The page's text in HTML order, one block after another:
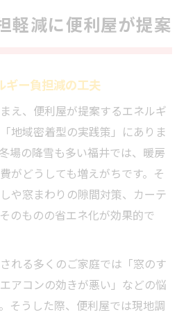
軽減に便利屋が提案
ギー負担減の工夫
え、便利屋が提案するエネルギ
地域密着型の実践策」にありま
場の降雪も多い福井では、暖房
がどうしても増えがちです。そ
や窓まわりの隙間対策、カーテ
のものの省エネ化が効果的で
れる多くのご家庭では「窓のす
アコンの効きが悪い」などの悩
そうした際、便利屋では現地調